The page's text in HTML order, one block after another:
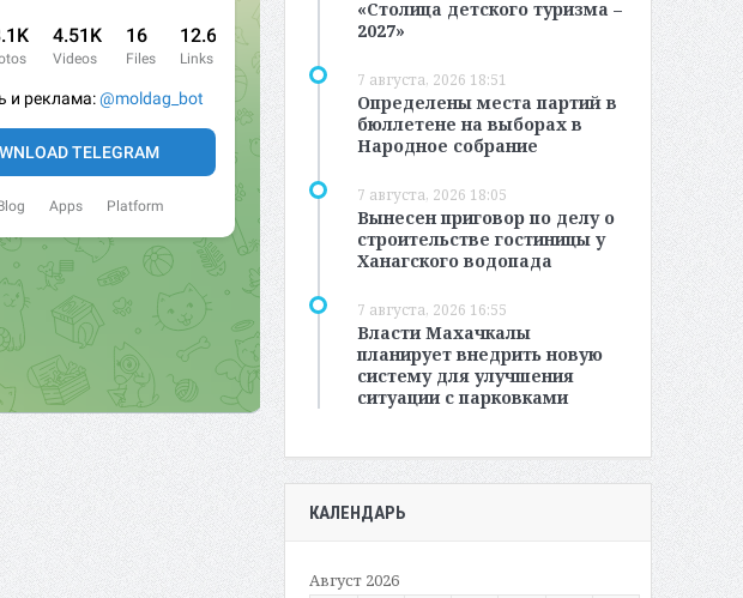
«Столица детского туризма –
2027»
7 августа, 2026 18:51
Определены места партий в
бюллетене на выборах в
Народное собрание
7 августа, 2026 18:05
Вынесен приговор по делу о
строительстве гостиницы у
Ханагского водопада
7 августа, 2026 16:55
Власти Махачкалы
планирует внедрить новую
систему для улучшения
ситуации с парковками
КАЛЕНДАРЬ
Август 2026